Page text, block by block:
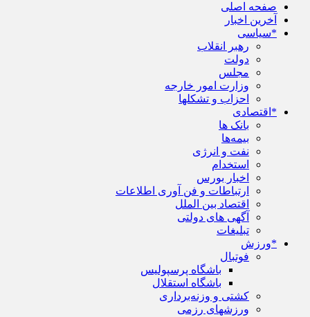
صفحه اصلی
آخرین اخبار
*سیاسی
رهبر انقلاب
دولت
مجلس
وزارت امور خارجه
احزاب و تشکلها
*اقتصادی
بانک ها
بیمه‌ها
نفت و انرژی
استخدام
اخبار بورس
ارتباطات و فن آوری اطلاعات
اقتصاد بین الملل
آگهی های دولتی
تبلیغات
*ورزش
فوتبال
باشگاه پرسپولیس
باشگاه استقلال
کشتی و وزنه‌برداری
ورزشهای رزمی